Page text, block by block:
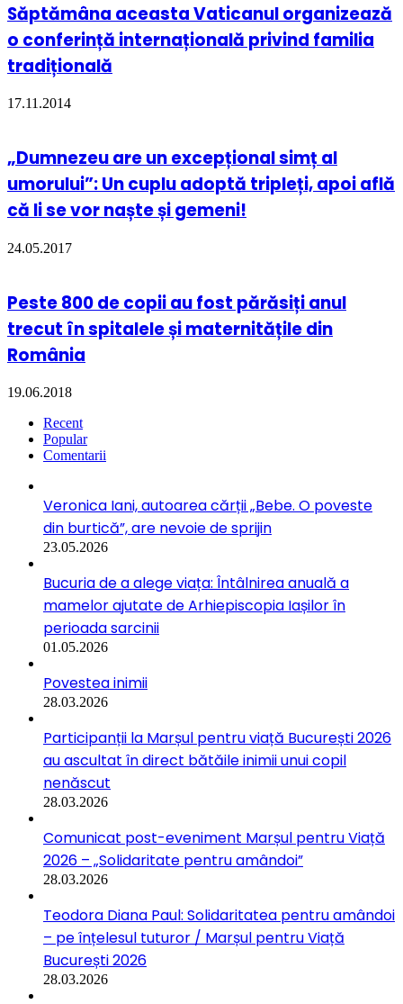
Săptămâna aceasta Vaticanul organizează
o conferință internațională privind familia
tradițională
17.11.2014
„Dumnezeu are un excepțional simț al
umorului”: Un cuplu adoptă tripleți, apoi află
că li se vor naște și gemeni!
24.05.2017
Peste 800 de copii au fost părăsiți anul
trecut în spitalele și maternitățile din
România
19.06.2018
Recent
Popular
Comentarii
Veronica Iani, autoarea cărții „Bebe. O poveste
din burtică”, are nevoie de sprijin
23.05.2026
Bucuria de a alege viața: Întâlnirea anuală a
mamelor ajutate de Arhiepiscopia Iașilor în
perioada sarcinii
01.05.2026
Povestea inimii
28.03.2026
Participanții la Marșul pentru viață București 2026
au ascultat în direct bătăile inimii unui copil
nenăscut
28.03.2026
Comunicat post-eveniment Marșul pentru Viață
2026 – „Solidaritate pentru amândoi”
28.03.2026
Teodora Diana Paul: Solidaritatea pentru amândoi
– pe înțelesul tuturor / Marșul pentru Viață
București 2026
28.03.2026